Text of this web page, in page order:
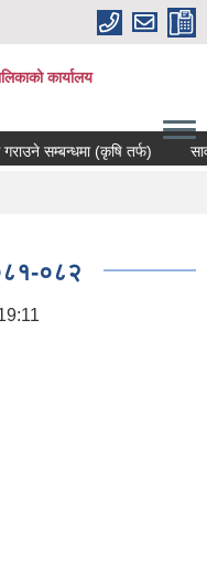
कार्यालय
सम्बन्धमा (कृषि तर्फ)
०८२